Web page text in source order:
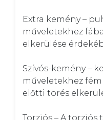
Extra kemény –
műveletekhez
elkerülése
Szívós-kemény –
műveletekhez
előtti törés
Torziós – A